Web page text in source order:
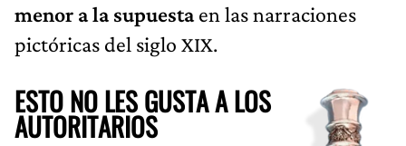
menor a la supuestaen las narraciones
pictóricas del siglo XIX.
ESTO NO LES GUSTA A LOS
AUTORITARIOS